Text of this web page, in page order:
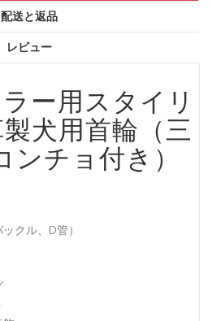
配送と返品
レビュー
ー用スタイリ
犬用首輪（三
ンチョ付き）
クル、D管）